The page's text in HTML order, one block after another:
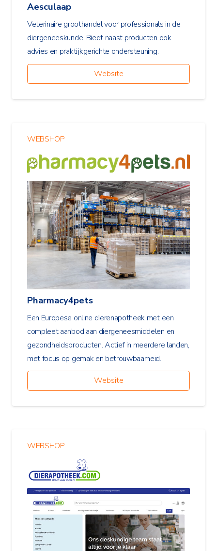
Aesculaap
Veterinaire groothandel voor professionals in de
diergeneeskunde. Biedt naast producten ook
advies en praktijkgerichte ondersteuning.
Website
WEBSHOP
Pharmacy4pets
Een Europese online dierenapotheek met een
compleet aanbod aan diergeneesmiddelen en
gezondheidsproducten. Actief in meerdere landen,
met focus op gemak en betrouwbaarheid.
Website
WEBSHOP